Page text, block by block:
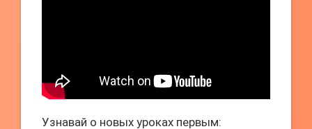
Узнавай о новых уроках первым: